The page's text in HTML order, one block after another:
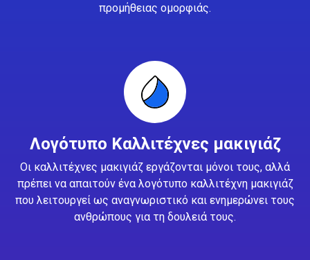
προμήθειας ομορφιάς.
Λογότυπο Καλλιτέχνες μακιγιάζ
Οι καλλιτέχνες μακιγιάζ εργάζονται μόνοι τους, αλλά
πρέπει να απαιτούν ένα λογότυπο καλλιτέχνη μακιγιάζ
που λειτουργεί ως αναγνωριστικό και ενημερώνει τους
ανθρώπους για τη δουλειά τους.